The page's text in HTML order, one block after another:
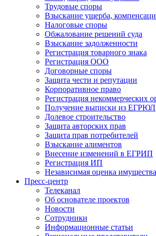
Трудовые споры
Взыскание ущерба,
Налоговые споры
Обжалование решений суда
Взыскание задолженности
Регистрация товарного знака
Регистрация ООО
Договорные споры
Защита чести и репутации
Корпоративное право
Регистрация некоммерческих
Получение выписки из ЕГРЮЛ
Долевое строительство
Защита авторских прав
Защита прав потребителей
Взыскание алиментов
Внесение изменений в ЕГРИП
Регистрация ИП
Независимая оценка имущества
Пресс-центр
Телеканал
Об основателе проектов
Новости
Сотрудники
Информационные статьи